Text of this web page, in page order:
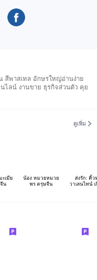
สีพาสเทล อักษรใหญ่อ่านง่าย
ไลน์ งานขาย ธุรกิจส่วนตัว คุย
ดูเพิ่ม
เมีย
น
น้อง หมวยหมวย
พร ตรุษจีน
ส่งรัก: คิ้ว
วาเลนไทน์ เ